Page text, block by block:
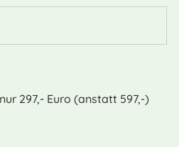
297,- Euro (anstatt 597,-)